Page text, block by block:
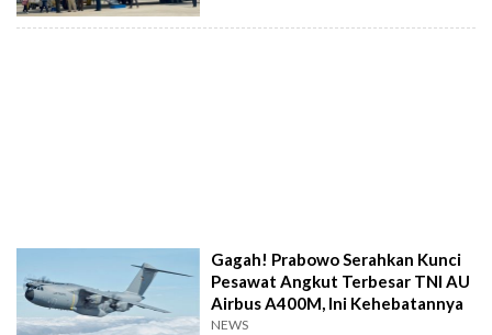
Gagah! Prabowo Serahkan Kunci
Pesawat Angkut Terbesar TNI AU
Airbus A400M, Ini Kehebatannya
NEWS